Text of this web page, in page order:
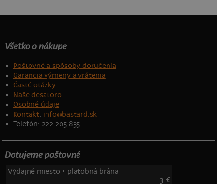
Všetko o nákupe
Poštovné a spôsoby doručenia
Garancia výmeny a vrátenia
Časté otázky
Naše desatoro
Osobné údaje
Kontakt: info@bastard.sk
Telefón: 222 205 835
Dotujeme poštovné
Výdajné miesto + platobná brána
3 €